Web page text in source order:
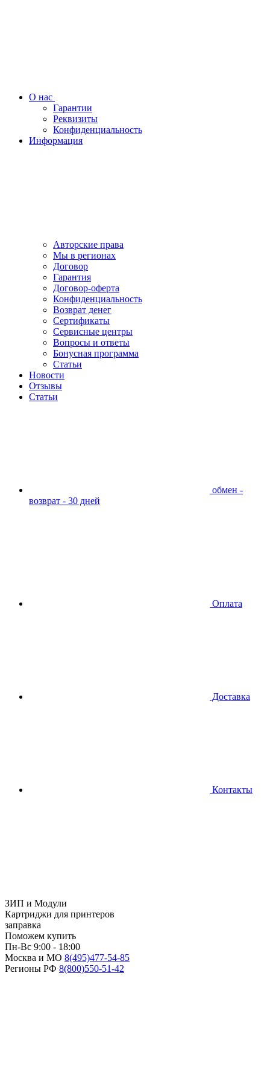
О нас
Гарантии
Реквизиты
Конфиденциальность
Информация
Авторские права
Мы в регионах
Договор
Гарантия
Договор-оферта
Конфиденциальность
Возврат денег
Сертификаты
Сервисные центры
Вопросы и ответы
Бонусная программа
Статьи
Новости
Отзывы
Статьи
обмен -
возврат - 30 дней
Оплата
Доставка
Контакты
ЗИП и Модули
Картриджи для принтеров
заправка
Поможем купить
Пн-Вс 9:00 - 18:00
Москва и МО 8(495)477-54-85
Регионы РФ 8(800)550-51-42